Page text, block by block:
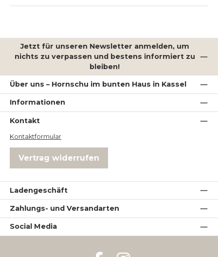
Jetzt für unseren Newsletter anmelden, um
nichts zu verpassen und bestens informiert zu
bleiben!
Über uns – Hornschu im bunten Haus in Kassel
Informationen
Kontakt
Kontaktformular
Vertrag widerrufen
Ladengeschäft
Zahlungs- und Versandarten
Social Media